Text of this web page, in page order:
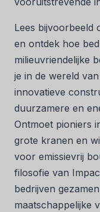
Lees bijvoorbeeld
en ontdek hoe
milieuvriendelijke
je in de wereld
innovatieve
duurzamere en
Ontmoet pioniers
grote kranen en
voor emissievrij
filosofie van
bedrijven
maatschappelijke